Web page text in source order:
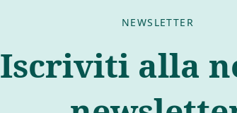
NEWSLETTER
Iscriviti alla